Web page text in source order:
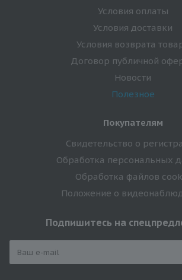
Условия оплаты
Условия доставки
Условия возврата
Договор публичной
Новости
Полезное
Покупателям
Свидетельство о
Обработка персональных
Обработка файлов
Положение о
Подпишитесь на